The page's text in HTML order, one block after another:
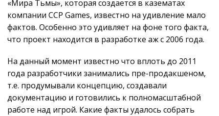
«Мира Тьмы», которая создается в казематах
компании CCP Games, известно на удивление мало
фактов. Особенно это удивляет на фоне того факта,
что проект находится в разработке аж с 2006 года.
На данный момент известно что вплоть до 2011
года разработчики занимались пре-продакшеном,
т.е. продумывали концепцию, создавали
документацию и готовились к полномасштабной
работе над игрой. Какие факты удалось собрать